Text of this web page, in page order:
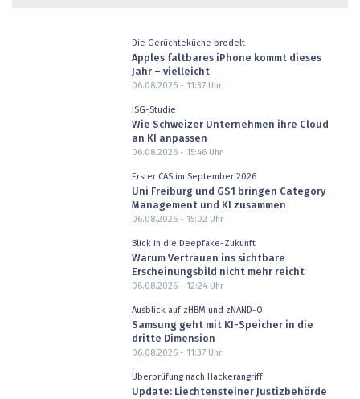
Die Gerüchteküche brodelt
Apples faltbares iPhone kommt dieses
Jahr – vielleicht
06.08.2026 - 11:37Uhr
ISG-Studie
Wie Schweizer Unternehmen ihre Cloud
an KI anpassen
06.08.2026 - 15:46Uhr
Erster CAS im September 2026
Uni Freiburg und GS1 bringen Category
Management und KI zusammen
06.08.2026 - 15:02 Uhr
Blick in die Deepfake-Zukunft
Warum Vertrauen ins sichtbare
Erscheinungsbild nicht mehr reicht
06.08.2026 - 12:24Uhr
Ausblick auf zHBM und zNAND-O
Samsung geht mit KI-Speicher in die
dritte Dimension
06.08.2026 - 11:37Uhr
Überprüfung nach Hackerangriff
Update: Liechtensteiner Justizbehörde